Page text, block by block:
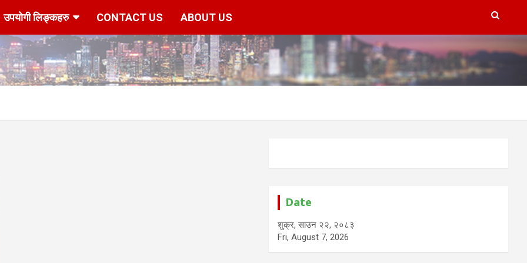
उपयोगी लिङ्कहरु CONTACT US ABOUT US
Date
शुक्र, साउन २२, २०८३
Fri, August 7, 2026